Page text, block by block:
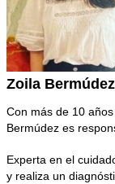
Zoila Bermúdez
Con más de 10
Bermúdez es
Experta en el
y realiza un